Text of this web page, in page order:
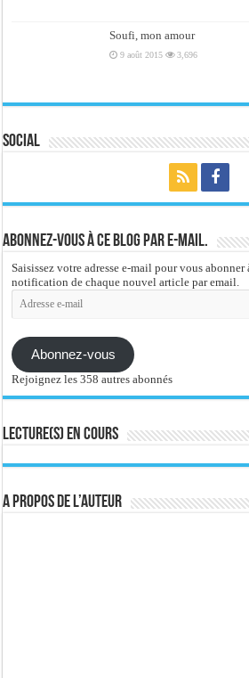
Soufi, mon amour
9 août 2015 3,696
Social
Abonnez-vous à ce blog par e-mail.
Saisissez votre adresse e-mail pour vous
notification de chaque nouvel article par email.
Adresse
e-
Abonnez-vous
Rejoignez les 358 autres abonnés
Lecture(s) en cours
A propos de l’auteur